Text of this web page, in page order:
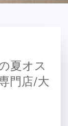
夏オス
門店/大